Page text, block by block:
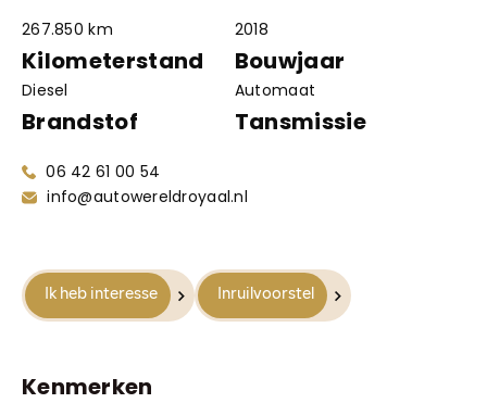
Contact
info@autowereldroyaal.nl
06 42 61 00 54
Adres
6004 PV Weert
267.850 km
Kilometerstand
2018
Bouwjaar
Diesel
Brandstof
Automaat
Tansmissie
06 42 61 00 54
info@autowereldroyaal.nl
Ik heb interesse Inruilvoorstel
Kenmerken